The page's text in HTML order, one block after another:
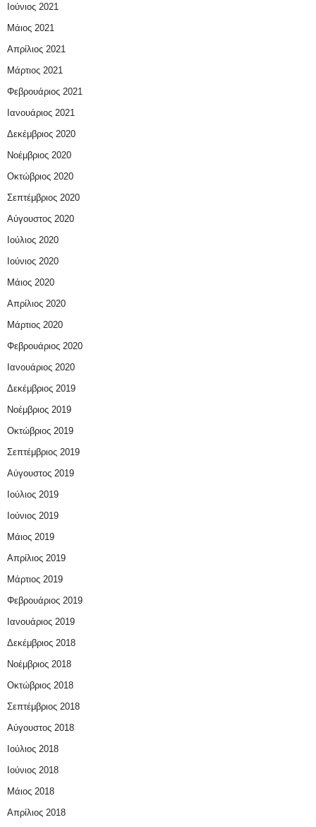
Ιούνιος 2021
Μάιος 2021
Απρίλιος 2021
Μάρτιος 2021
Φεβρουάριος 2021
Ιανουάριος 2021
Δεκέμβριος 2020
Νοέμβριος 2020
Οκτώβριος 2020
Σεπτέμβριος 2020
Αύγουστος 2020
Ιούλιος 2020
Ιούνιος 2020
Μάιος 2020
Απρίλιος 2020
Μάρτιος 2020
Φεβρουάριος 2020
Ιανουάριος 2020
Δεκέμβριος 2019
Νοέμβριος 2019
Οκτώβριος 2019
Σεπτέμβριος 2019
Αύγουστος 2019
Ιούλιος 2019
Ιούνιος 2019
Μάιος 2019
Απρίλιος 2019
Μάρτιος 2019
Φεβρουάριος 2019
Ιανουάριος 2019
Δεκέμβριος 2018
Νοέμβριος 2018
Οκτώβριος 2018
Σεπτέμβριος 2018
Αύγουστος 2018
Ιούλιος 2018
Ιούνιος 2018
Μάιος 2018
Απρίλιος 2018